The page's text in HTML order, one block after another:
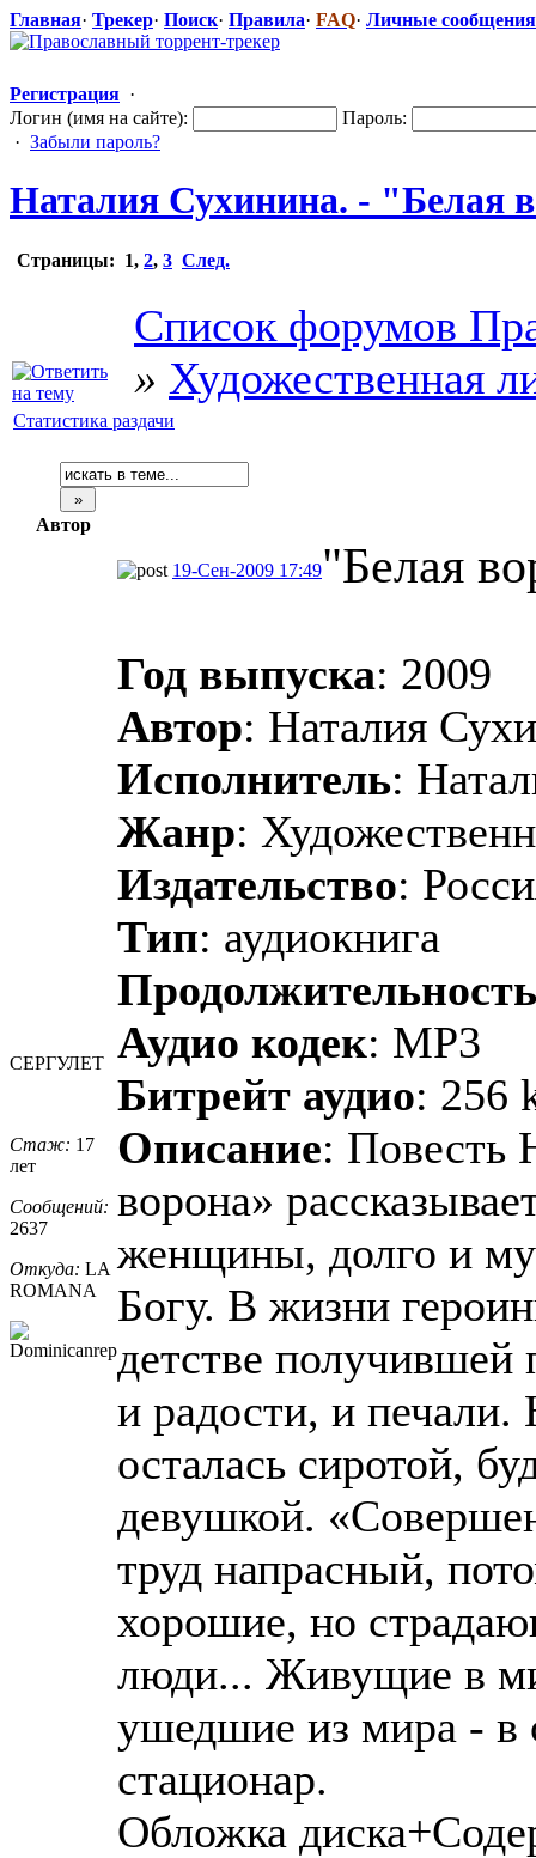
Главная· Трекер· Поиск· Правила· FAQ· Личные сообщения
Регистрация ·
Логин (имя на сайте):
Пароль:
· Забыли пароль?
Наталия Сухинина. - "Белая
Страницы: 1, 2, 3 След.
Список форумов
» Художественная
Статистика раздачи
Автор
СЕРГУЛЕТ
Стаж: 17
лет
Сообщений:
2637
Откуда: LA
ROMANA
19-Сен-2009 17:49"Белая
Год выпуска: 2009
Автор: Наталия
Исполнитель:
Жанр:
Издательство:
Тип: аудиокнига
Аудио кодек: MP3
Битрейт аудио: 256
Описание: Повесть
ворона»
женщины, долго и
Богу. В жизни
детстве
и радости, и
осталась сиротой,
девушкой.
труд напрасный,
хорошие, но
люди... Живущие в
ушедшие из мира - в
стационар.
Обложка